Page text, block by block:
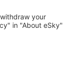
eSky